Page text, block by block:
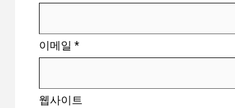
이메일 *
웹사이트